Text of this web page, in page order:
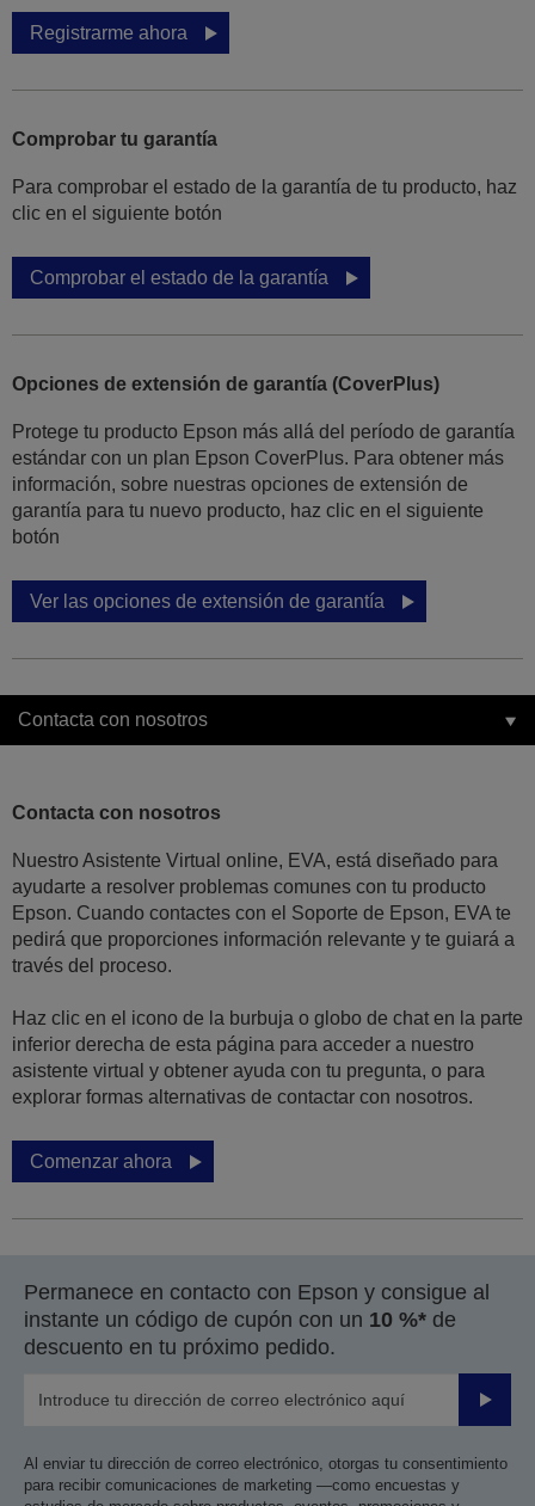
Registrarme ahora
Comprobar tu garantía
Para comprobar el estado de la garantía de tu producto, haz
clic en el siguiente botón
Comprobar el estado de la garantía
Opciones de extensión de garantía (CoverPlus)
Protege tu producto Epson más allá del período de garantía
estándar con un plan Epson CoverPlus. Para obtener más
información, sobre nuestras opciones de extensión de
garantía para tu nuevo producto, haz clic en el siguiente
botón
Ver las opciones de extensión de garantía
Contacta con nosotros
Contacta con nosotros
Nuestro Asistente Virtual online, EVA, está diseñado para
ayudarte a resolver problemas comunes con tu producto
Epson. Cuando contactes con el Soporte de Epson, EVA te
pedirá que proporciones información relevante y te guiará a
través del proceso.
Haz clic en el icono de la burbuja o globo de chat en la parte
inferior derecha de esta página para acceder a nuestro
asistente virtual y obtener ayuda con tu pregunta, o para
explorar formas alternativas de contactar con nosotros.
Comenzar ahora
Permanece en contacto con Epson y consigue al
instante un código de cupón con un 10 %* de
descuento en tu próximo pedido.
Enviar
Al enviar tu dirección de correo electrónico, otorgas tu consentimiento
para recibir comunicaciones de marketing —como encuestas y